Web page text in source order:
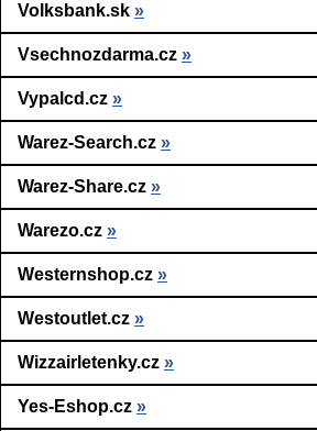
Volksbank.sk »
Vsechnozdarma.cz »
Vypalcd.cz »
Warez-Search.cz »
Warez-Share.cz »
Warezo.cz »
Westernshop.cz »
Westoutlet.cz »
Wizzairletenky.cz »
Yes-Eshop.cz »